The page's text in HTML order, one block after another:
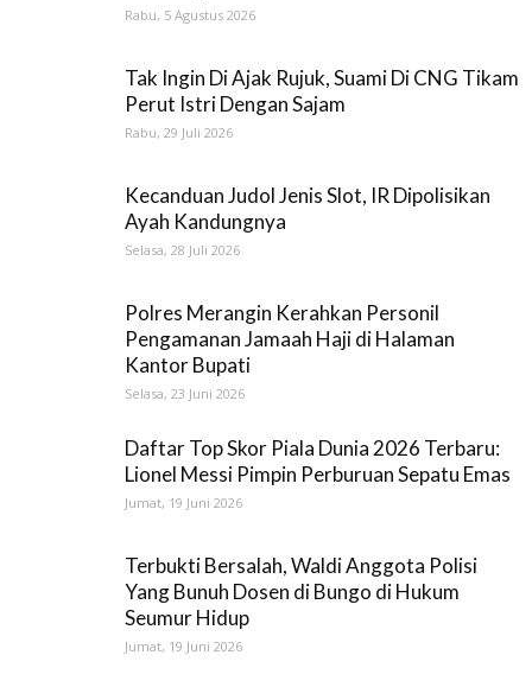
Rabu, 5 Agustus 2026
Tak Ingin Di Ajak Rujuk, Suami Di CNG Tikam
Perut Istri Dengan Sajam
Rabu, 29 Juli 2026
Kecanduan Judol Jenis Slot, IR Dipolisikan
Ayah Kandungnya
Selasa, 28 Juli 2026
Polres Merangin Kerahkan Personil
Pengamanan Jamaah Haji di Halaman
Kantor Bupati
Selasa, 23 Juni 2026
Daftar Top Skor Piala Dunia 2026 Terbaru:
Lionel Messi Pimpin Perburuan Sepatu Emas
Jumat, 19 Juni 2026
Terbukti Bersalah, Waldi Anggota Polisi
Yang Bunuh Dosen di Bungo di Hukum
Seumur Hidup
Jumat, 19 Juni 2026